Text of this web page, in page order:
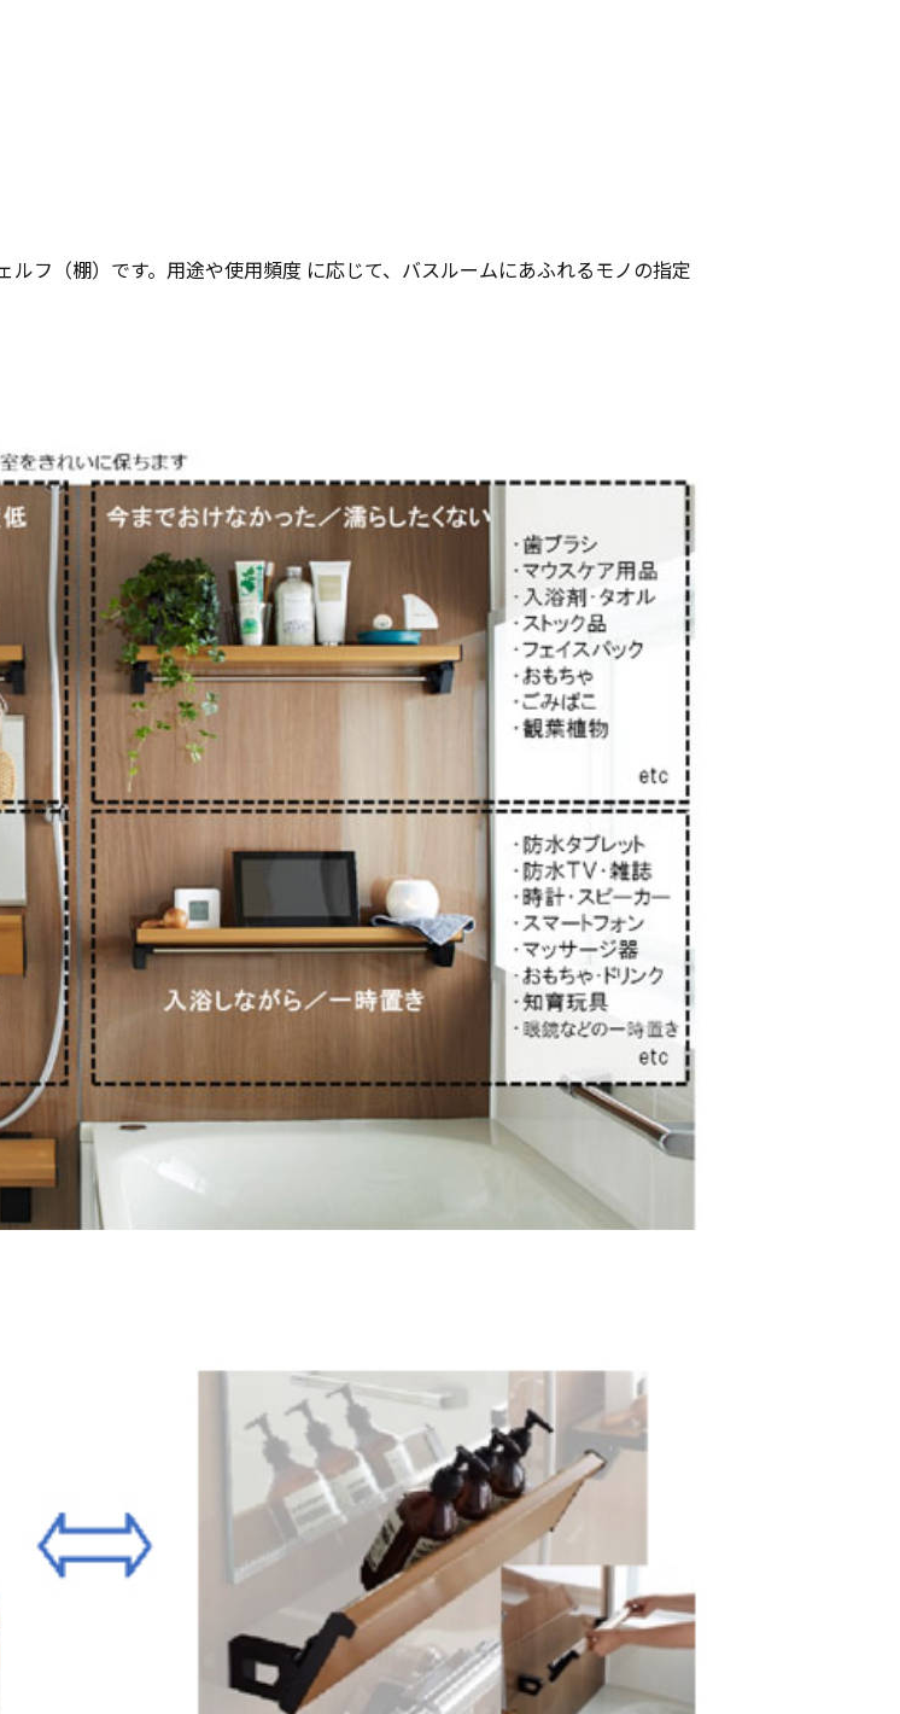
フ（棚）です。用途や使用頻度 に応じて、バスルームにあふれるモノの指定